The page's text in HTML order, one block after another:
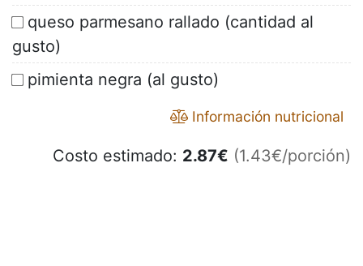
queso parmesano rallado (cantidad al
gusto)
pimienta negra (al gusto)
Información nutricional
Costo estimado: 2.87€ (1.43€/porción)